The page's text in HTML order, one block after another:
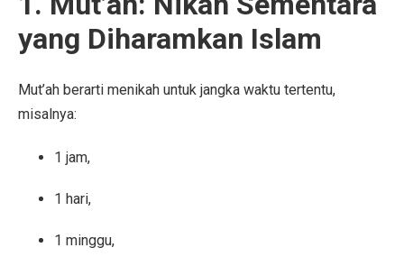
yang Diharamkan Islam
Mut’ah berarti menikah untuk jangka waktu tertentu,
misalnya:
1 jam,
1 hari,
1 minggu,